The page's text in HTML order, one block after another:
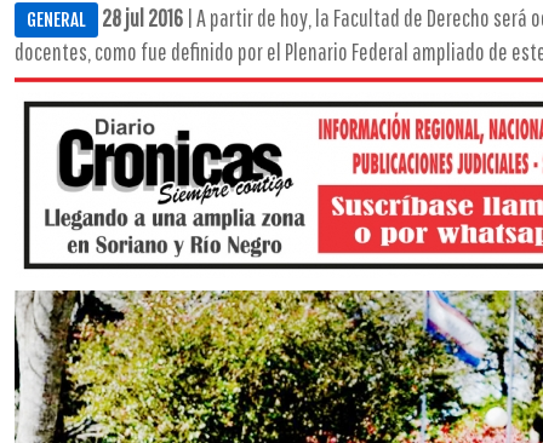
GENERAL 28 jul 2016 | A partir de hoy, la Facultad de Derecho será
docentes, como fue definido por el Plenario Federal ampliado de